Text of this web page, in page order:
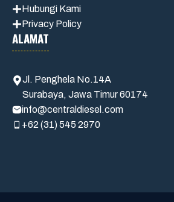
Hubungi Kami
Privacy Policy
ALAMAT
Jl. Penghela No.14A
Surabaya, Jawa Timur 60174
info@centraldiesel.com
+62 (31) 545 2970